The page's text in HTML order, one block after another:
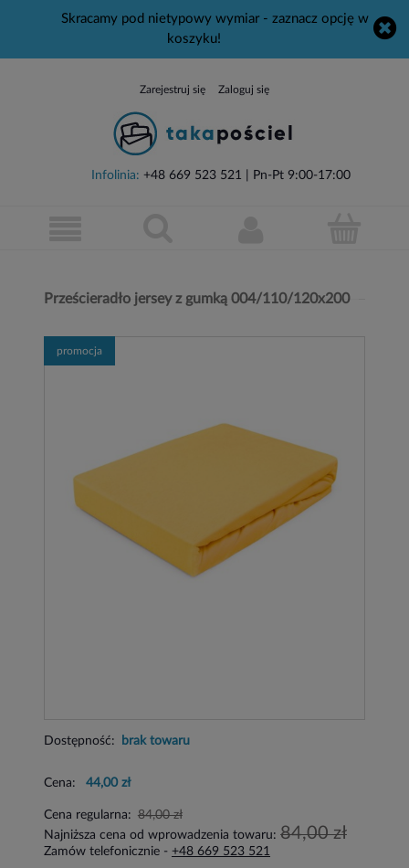
Skracamy pod nietypowy wymiar - zaznacz opcję w
koszyku!
Zarejestruj się Zaloguj się
Infolinia: +48 669 523 521 | Pn-Pt 9:00-17:00
Prześcieradło jersey z gumką 004/110/120x200
promocja
Dostępność: brak towaru
Cena: 44,00 zł
Cena regularna: 84,00 zł
Najniższa cena od wprowadzenia towaru: 84,00 zł
Zamów telefonicznie - +48 669 523 521